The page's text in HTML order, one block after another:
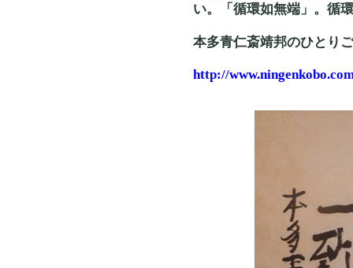
い。「循環如無端」。循
本多青仁斎靖邦のひとり
http://